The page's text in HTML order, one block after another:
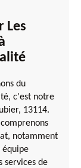
Les
du
c'est notre
13114.
notamment
équipe
services de